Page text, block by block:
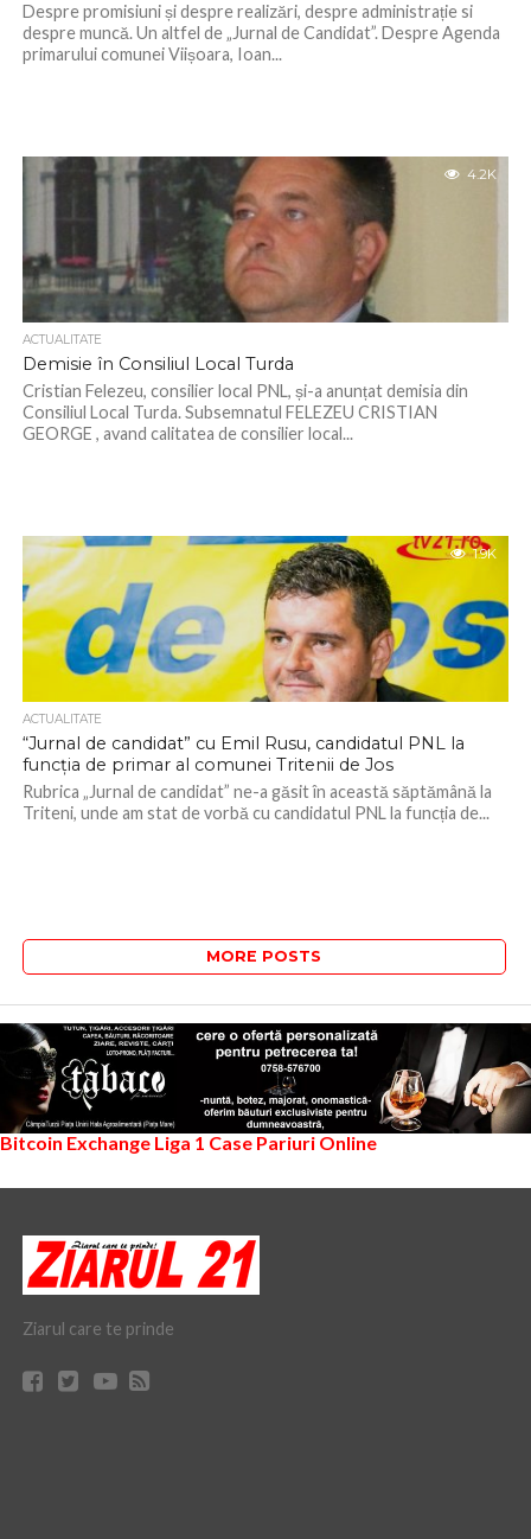
Despre promisiuni și despre realizări, despre administrație si
despre muncă. Un altfel de „Jurnal de Candidat”. Despre Agenda
primarului comunei Viișoara, Ioan...
4.2K
ACTUALITATE
Demisie în Consiliul Local Turda
Cristian Felezeu, consilier local PNL, și-a anunțat demisia din
Consiliul Local Turda. Subsemnatul FELEZEU CRISTIAN
GEORGE , avand calitatea de consilier local...
1.9K
ACTUALITATE
“Jurnal de candidat” cu Emil Rusu, candidatul PNL la
funcția de primar al comunei Tritenii de Jos
Rubrica „Jurnal de candidat” ne-a găsit în această săptămână la
Triteni, unde am stat de vorbă cu candidatul PNL la funcția de...
MORE POSTS
Bitcoin Exchange Liga 1 Case Pariuri Online
Ziarul care te prinde